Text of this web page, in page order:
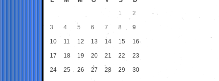
1
2
3 4 5 6 7 8 9
10 11 12 13 14 15 16
17 18 19 20 21 22 23
24 25 26 27 28 29 30